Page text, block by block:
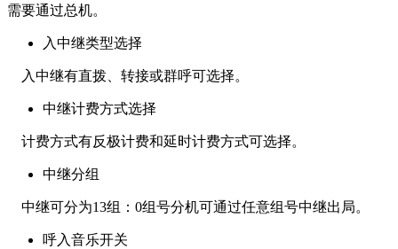
需要通过总机。
入中继类型选择
入中继有直拨、转接或群呼可选择。
中继计费方式选择
计费方式有反极计费和延时计费方式可选择。
中继分组
中继可分为13组：0组号分机可通过任意组号中继出局。
呼入音乐开关